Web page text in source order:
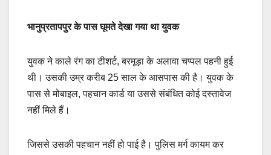
भानुप्रतापपुर के पास घूमते देखा गया था युवक
युवक ने काले रंग का टीशर्ट, बरमूड़ा के अलावा चप्पल पहनी हुई
थी। उसकी उम्र करीब 25 साल के आसपास की है। युवक के
पास से मोबाइल, पहचान कार्ड या उससे संबंधित कोई दस्तावेज
नहीं मिले हैं।
जिससे उसकी पहचान नहीं हो पाई है। पुलिस मर्ग कायम कर